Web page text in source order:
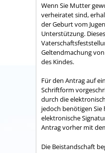
Wenn Sie Mutter
verheiratet sind,
der Geburt vom
Unterstützung.
Geltendmachung
des Kindes.
Für den Antrag auf
Schriftform
durch die
jedoch benötigen
elektronische
Antrag vorher mit
Die Beistandschaft